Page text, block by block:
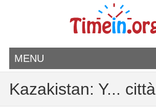
MENU
Kazakistan: Y... città